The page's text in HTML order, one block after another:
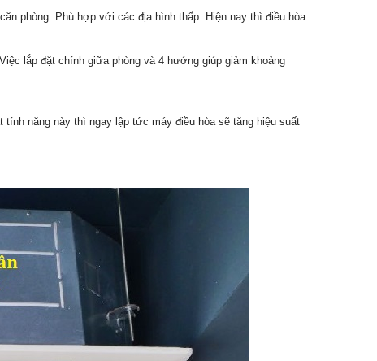
phòng. Phù hợp với các địa hình thấp. Hiện nay thì điều hòa
lắp đặt chính giữa phòng và 4 hướng giúp giảm khoảng
năng này thì ngay lập tức máy điều hòa sẽ tăng hiệu suất